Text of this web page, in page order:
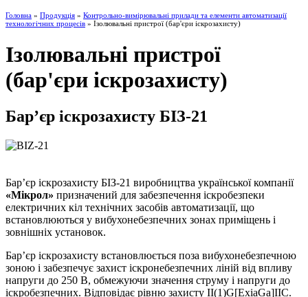
Головна » Продукція » Контрольно-вимірювальні прилади та елементи автоматизації
технологічних процесів » Ізолювальні пристрої (бар'єри іскрозахисту)
Ізолювальні пристрої
(бар'єри іскрозахисту)
Бар’єр іскрозахисту БІЗ-21
Бар’єр іскрозахисту БІЗ-21 виробництва української компанії
«Мікрол» призначений для забезпечення іскробезпеки
електричних кіл технічних засобів автоматизації, що
встановлюються у вибухонебезпечних зонах приміщень і
зовнішніх установок.
Бар’єр іскрозахисту встановлюється поза вибухонебезпечною
зоною і забезпечує захист іскронебезпечних ліній від впливу
напруги до 250 В, обмежуючи значення струму і напруги до
іскробезпечних. Відповідає рівню захисту II(1)G[ExiaGa]IIC.